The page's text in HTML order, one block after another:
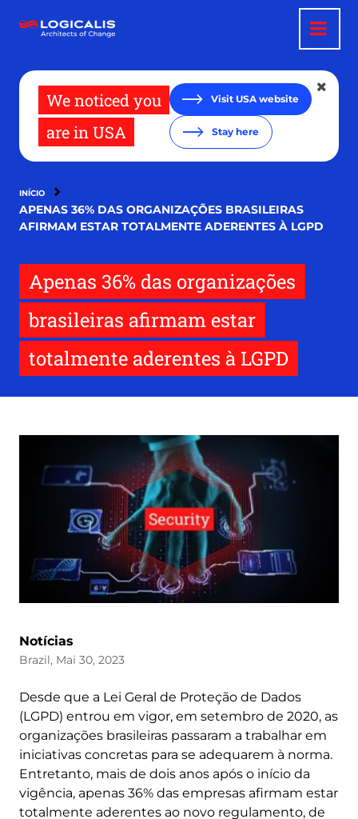
para
We noticed you
are in USA
Visit USA website
Stay here
INÍCIO
APENAS 36% DAS ORGANIZAÇÕES BRASILEIRAS
AFIRMAM ESTAR TOTALMENTE ADERENTES À LGPD
Apenas 36% das organizações
brasileiras afirmam estar
totalmente aderentes à LGPD
Notícias
Brazil, Mai 30, 2023
Desde que a Lei Geral de Proteção de Dados
(LGPD) entrou em vigor, em setembro de 2020, as
organizações brasileiras passaram a trabalhar em
iniciativas concretas para se adequarem à norma.
Entretanto, mais de dois anos após o início da
vigência, apenas 36% das empresas afirmam estar
totalmente aderentes ao novo regulamento, de